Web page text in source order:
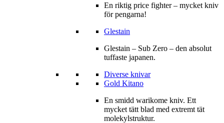
En riktig price fighter – mycket kniv
för pengarna!
Glestain
Glestain – Sub Zero – den absolut
tuffaste japanen.
Diverse knivar
Gold Kitano
En smidd warikome kniv. Ett
mycket tätt blad med extremt tät
molekylstruktur.